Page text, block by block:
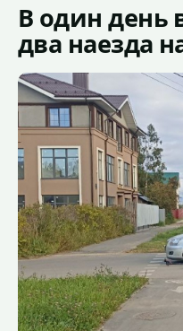
В один день
два наезда